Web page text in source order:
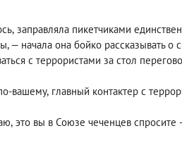
, заправляла пикетчиками
— начала она бойко рассказывать о
с террористами за стол
вашему, главный контактер с
, это вы в Союзе чеченцев спросите